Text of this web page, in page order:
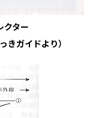
クター
きガイドより）